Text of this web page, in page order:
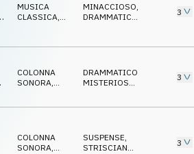
MUSICA
CLASSICA,
MINACCIOSO,
DRAMMATICO
3
COLONNA
SONORA
DRAMMATICO
MISTERIOSO
3
COLONNA
SONORA,
SUSPENSE,
STRISCIANTE
3